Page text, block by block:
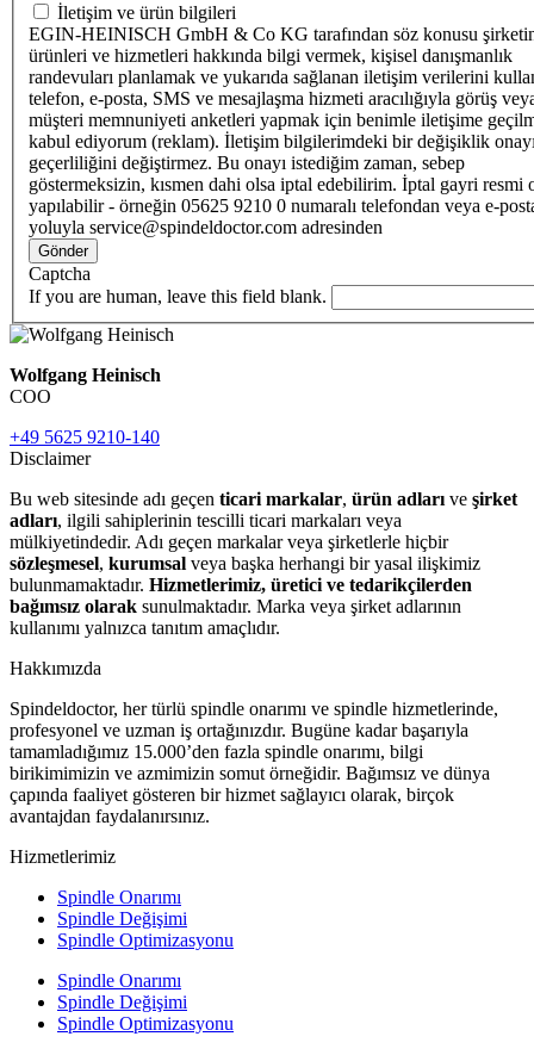
İletişim ve ürün bilgileri
EGIN-HEINISCH GmbH & Co KG tarafından söz konusu
ürünleri ve hizmetleri hakkında bilgi vermek, kişisel danışmanlık
randevuları planlamak ve yukarıda sağlanan iletişim verilerini
telefon, e-posta, SMS ve mesajlaşma hizmeti aracılığıyla görüş
müşteri memnuniyeti anketleri yapmak için benimle iletişime
kabul ediyorum (reklam). İletişim bilgilerimdeki bir değişiklik
geçerliliğini değiştirmez. Bu onayı istediğim zaman, sebep
göstermeksizin, kısmen dahi olsa iptal edebilirim. İptal gayri resmi
yapılabilir - örneğin 05625 9210 0 numaralı telefondan veya e-
yoluyla service@spindeldoctor.com adresinden
Gönder
Captcha
If you are human, leave this field blank.
Wolfgang Heinisch
COO
+49 5625 9210-140
Disclaimer
Bu web sitesinde adı geçen ticari markalar, ürün adları ve şirket
adları, ilgili sahiplerinin tescilli ticari markaları veya
mülkiyetindedir. Adı geçen markalar veya şirketlerle hiçbir
sözleşmesel, kurumsal veya başka herhangi bir yasal ilişkimiz
bulunmamaktadır. Hizmetlerimiz, üretici ve tedarikçilerden
bağımsız olarak sunulmaktadır. Marka veya şirket adlarının
kullanımı yalnızca tanıtım amaçlıdır.
Hakkımızda
Spindeldoctor, her türlü spindle onarımı ve spindle hizmetlerinde,
profesyonel ve uzman iş ortağınızdır. Bugüne kadar başarıyla
tamamladığımız 15.000’den fazla spindle onarımı, bilgi
birikimimizin ve azmimizin somut örneğidir. Bağımsız ve dünya
çapında faaliyet gösteren bir hizmet sağlayıcı olarak, birçok
avantajdan faydalanırsınız.
Hizmetlerimiz
Spindle Onarımı
Spindle Değişimi
Spindle Optimizasyonu
Spindle Onarımı
Spindle Değişimi
Spindle Optimizasyonu